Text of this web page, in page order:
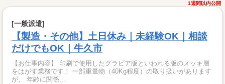
1週間以内公開
[一般派遣]
【製造・その他】土日休み｜未経験OK｜相談
だけでもOK｜牛久市
【お仕事内容】 印刷で使用したグラビア版といわれる版のメッキ層
をはがす業務です！ 一部重量物（40Kg程度）の取り扱いがあります
が、 年齢に関係...